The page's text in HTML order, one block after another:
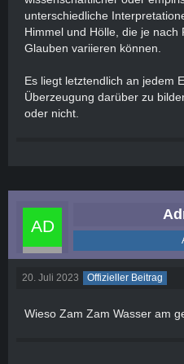
unterschiedliche
Himmel und Hölle, die je nach
Glauben variieren können.
Es liegt letztendlich an jedem
Überzeugung darüber zu
oder nicht.
20. Juli 2023 Offizieller Beitrag
Wieso Zam Zam Wasser am